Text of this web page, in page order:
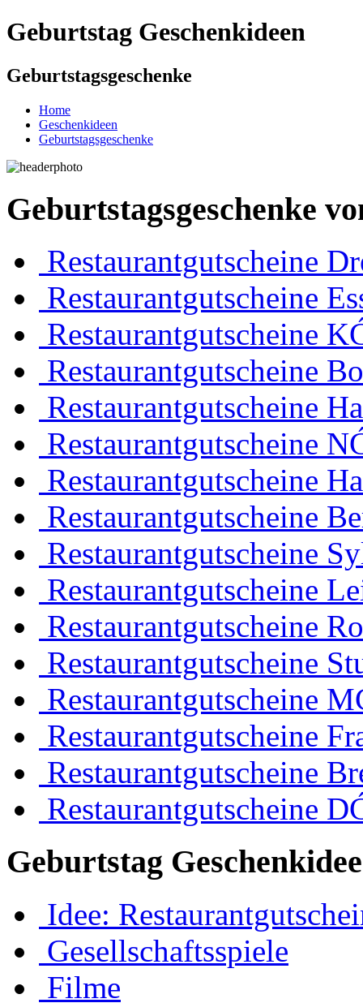
Geburtstag Geschenkideen
Geburtstagsgeschenke
Home
Geschenkideen
Geburtstagsgeschenke
Geburtstagsgeschenke
Restaurantgutscheine
Restaurantgutscheine
Restaurantgutscheine
Restaurantgutscheine
Restaurantgutscheine
Restaurantgutscheine
Restaurantgutscheine
Restaurantgutscheine
Restaurantgutscheine
Restaurantgutscheine
Restaurantgutscheine
Restaurantgutscheine
Restaurantgutscheine
Restaurantgutscheine
Restaurantgutscheine
Restaurantgutscheine
Geburtstag
Idee:
Gesellschaftsspiele
Filme